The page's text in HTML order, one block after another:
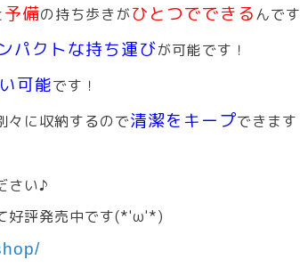
予備の持ち歩きがひとつでできるんで
パクトな持ち運びが可能です！
可能です！
々に収納するので清潔をキープできま
さい♪
好評発売中です(*'ω'*)